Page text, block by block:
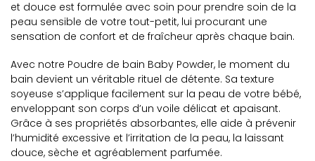
et douce est formulée avec soin pour prendre soin de la
peau sensible de votre tout-petit, lui procurant une
sensation de confort et de fraîcheur après chaque bain.
Avec notre Poudre de bain Baby Powder, le moment du
bain devient un véritable rituel de détente. Sa texture
soyeuse s’applique facilement sur la peau de votre bébé,
enveloppant son corps d’un voile délicat et apaisant.
Grâce à ses propriétés absorbantes, elle aide à prévenir
l’humidité excessive et l’irritation de la peau, la laissant
douce, sèche et agréablement parfumée.